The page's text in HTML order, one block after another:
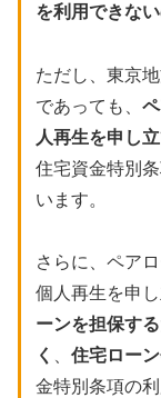
を利用できな
ただし、東京
であっても、
人再生を申し
住宅資金特別
います。
さらに、ペア
個人再生を申
ーンを担保す
く 、 住宅ロー
金特別条項の